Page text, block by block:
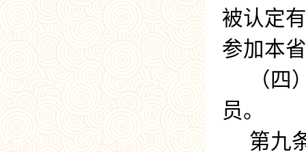
被认定
参加本
（
员。
第九